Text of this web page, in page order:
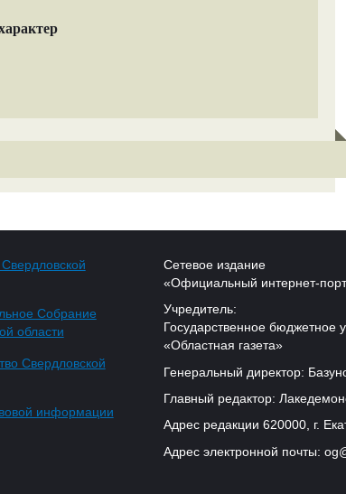
Собрание
области
Свердловской
информации
Сетевое издание
«Официальный интернет-
Учредитель:
Государственное бюджетное
«Областная газета»
Генеральный директор:
Главный редактор:
Адрес редакции 620000, г.
Адрес электронной почты: